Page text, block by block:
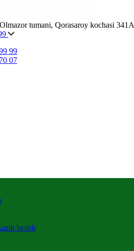
tumani, Qorasaroy kochasi 341A
99
07
berish